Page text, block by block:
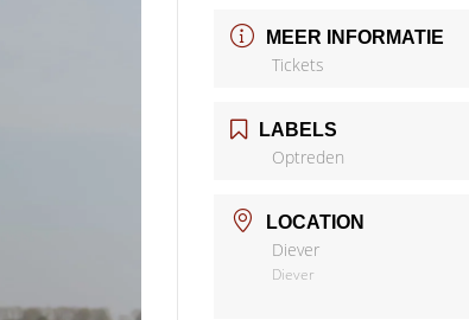
MEER INFORMATIE
Tickets
LABELS
Optreden
LOCATION
Diever
Diever